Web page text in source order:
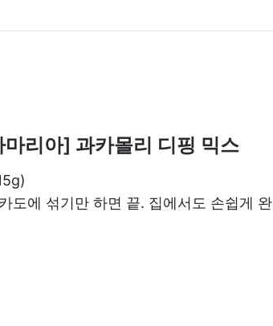
리아] 과카몰리 디핑 믹스
도에 섞기만 하면 끝. 집에서도 손쉽게